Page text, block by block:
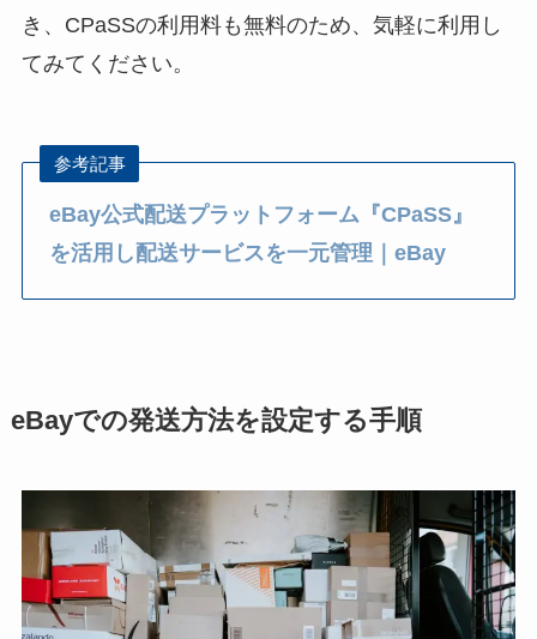
き、CPaSSの利用料も無料のため、気軽に利用し
てみてください。
参考記事
eBay公式配送プラットフォーム『CPaSS』
を活用し配送サービスを一元管理｜eBay
eBayでの発送方法を設定する手順